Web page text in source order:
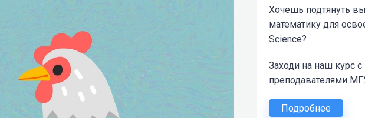
Хочешь подтянуть
математику для
Science?
Заходи на наш курс с
преподавателями
Подробнее